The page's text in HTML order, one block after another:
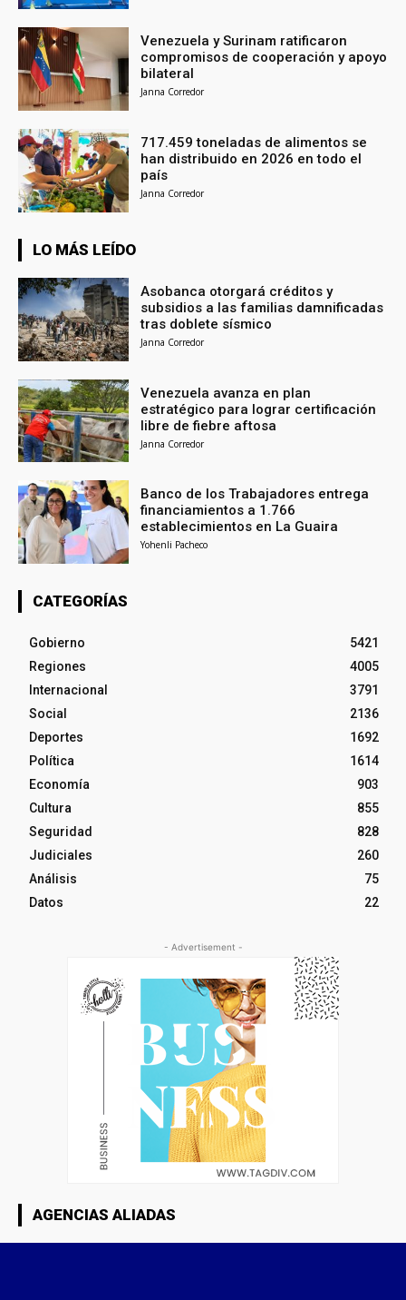
Venezuela y Surinam ratificaron
compromisos de cooperación y apoyo
bilateral
Janna Corredor
717.459 toneladas de alimentos se
han distribuido en 2026 en todo el
país
Janna Corredor
LO MÁS LEÍDO
Asobanca otorgará créditos y
subsidios a las familias damnificadas
tras doblete sísmico
Janna Corredor
Venezuela avanza en plan
estratégico para lograr certificación
libre de fiebre aftosa
Janna Corredor
Banco de los Trabajadores entrega
financiamientos a 1.766
establecimientos en La Guaira
Yohenli Pacheco
CATEGORÍAS
Gobierno
5421
Regiones
4005
Internacional
3791
Social
2136
Deportes
1692
Política
1614
Economía
903
Cultura
855
Seguridad
828
Judiciales
260
Análisis
75
Datos
22
- Advertisement -
AGENCIAS ALIADAS